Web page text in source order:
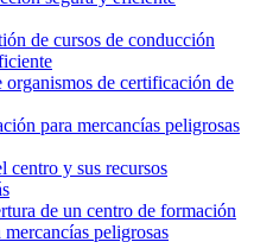
de cursos de conducción
organismos de certificación de
para mercancías peligrosas
centro y sus recursos
de un centro de formación
mercancías peligrosas